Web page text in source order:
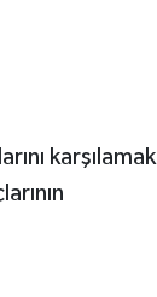
karşılamak